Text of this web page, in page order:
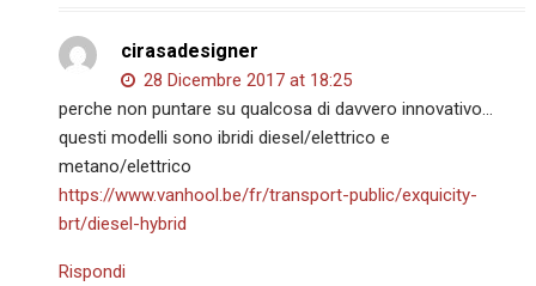
cirasadesigner
28 Dicembre 2017 at 18:25
perche non puntare su qualcosa di davvero innovativo…
questi modelli sono ibridi diesel/elettrico e
metano/elettrico
https://www.vanhool.be/fr/transport-public/exquicity-
brt/diesel-hybrid
Rispondi